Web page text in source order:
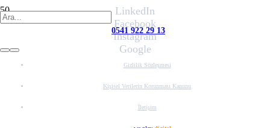
0541 922 29 13
LinkedIn
Facebook
Instagram
Google
Gizlilik Sözleşmesi
Kişisel Verilerin Korunması Kanunu
İletişim